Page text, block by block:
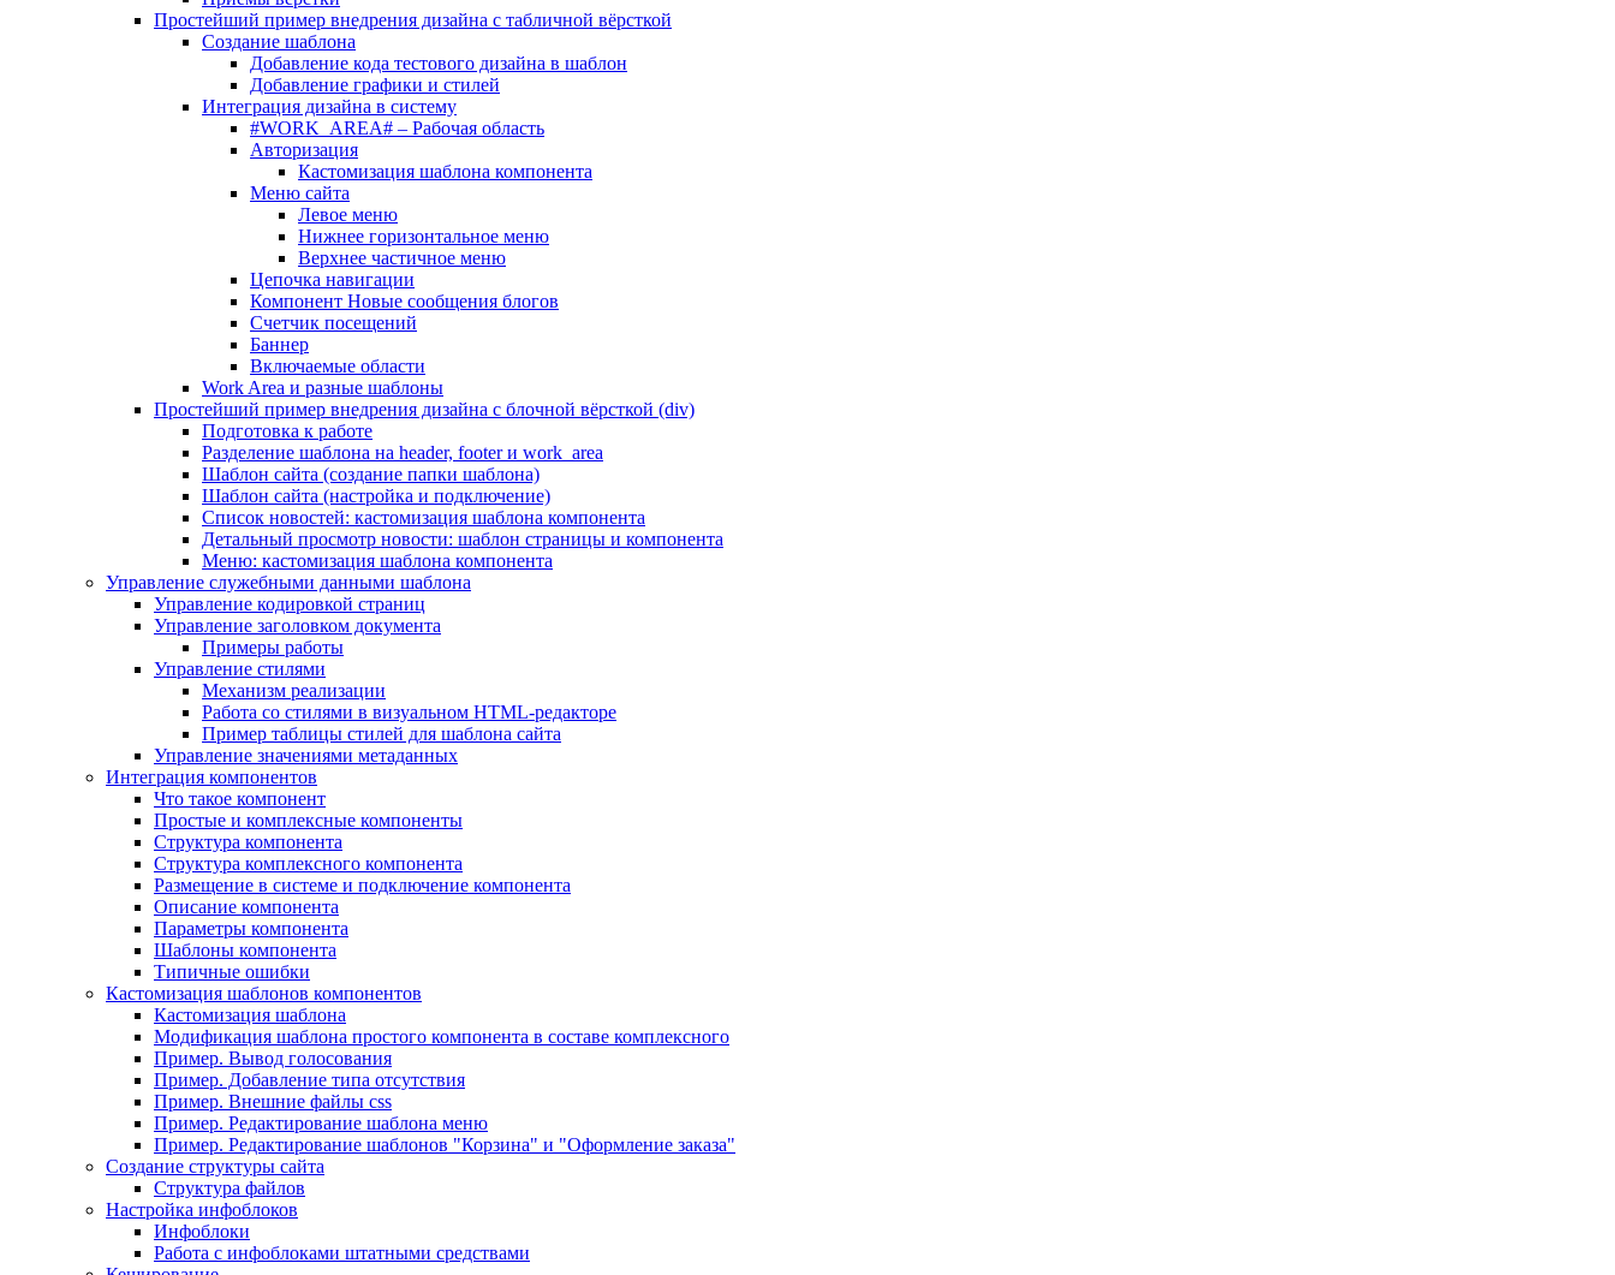
Простейший пример внедрения дизайна с табличной вёрсткой
Создание шаблона
Добавление кода тестового дизайна в шаблон
Добавление графики и стилей
Интеграция дизайна в систему
#WORK_AREA# – Рабочая область
Авторизация
Кастомизация шаблона компонента
Меню сайта
Левое меню
Нижнее горизонтальное меню
Верхнее частичное меню
Цепочка навигации
Компонент Новые сообщения блогов
Счетчик посещений
Баннер
Включаемые области
Work Area и разные шаблоны
Простейший пример внедрения дизайна с блочной вёрсткой (div)
Подготовка к работе
Разделение шаблона на header, footer и work_area
Шаблон сайта (создание папки шаблона)
Шаблон сайта (настройка и подключение)
Список новостей: кастомизация шаблона компонента
Детальный просмотр новости: шаблон страницы и компонента
Меню: кастомизация шаблона компонента
Управление служебными данными шаблона
Управление кодировкой страниц
Управление заголовком документа
Примеры работы
Управление стилями
Механизм реализации
Работа со стилями в визуальном HTML-редакторе
Пример таблицы стилей для шаблона сайта
Управление значениями метаданных
Интеграция компонентов
Что такое компонент
Простые и комплексные компоненты
Структура компонента
Структура комплексного компонента
Размещение в системе и подключение компонента
Описание компонента
Параметры компонента
Шаблоны компонента
Типичные ошибки
Кастомизация шаблонов компонентов
Кастомизация шаблона
Модификация шаблона простого компонента в составе комплексного
Пример. Вывод голосования
Пример. Добавление типа отсутствия
Пример. Внешние файлы css
Пример. Редактирование шаблона меню
Пример. Редактирование шаблонов "Корзина" и "Оформление заказа"
Создание структуры сайта
Структура файлов
Настройка инфоблоков
Инфоблоки
Работа с инфоблоками штатными средствами